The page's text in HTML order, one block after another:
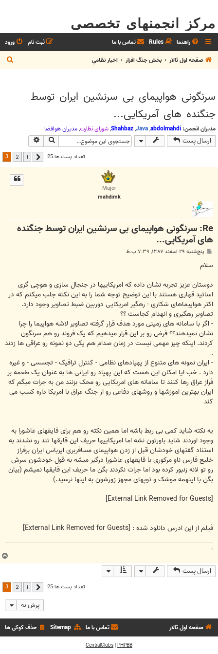
مرکز انجمنهای تخصصی
راهنما Rules تماس با ما ورود
ثبت نام
صفحه اول تالار
بخش جنگ افزار اخبار نظامي
س
سرنگونی هواپیمای بی سرنشین ایران توسط
جنگنده های آمریکایی...
مدیران انجمن: abdolmahdi
,
Java
,
Shahbaz
,شوراي نظارت,مديران هوافضا
ارسال پست جستجو
تعداد پست ها:25 قبلی 1
2
3
Major
mahdimk
Re: سرنگونی هواپیمای بی سرنشین ایران توسط جنگنده
های آمریکایی...
س
ت
پنج‌شنبه ۲۹ اسفند ۱۳۸۷, ۷:۳۹ ب.ظ
سلام
دوستان عزیز تجربه نشان داده که امریکاییها در جنجال سازی و هوچی گری
اساتید قهاری هستند با این توضیح توجه شما را به این نکته جلب میکنم که در
اکثر هواپیماهای شکاری - رهگیر امریکایی دوربین ضبط تصاویر وجود دارد.
تصاویر رهگیری و انهدام کجاست ؟؟
- اگر با سامانه های زمینی مورد هدف قرار گرفته تصاویر لاشه هواپیما را چرا
نشان نمیدهند؟؟ فرض رو بر این قرار میدهیم که یک فروند رو هم سرنگون
کردند. اینکه چیز مهمی نیست در زمان صدام هم یکی دو نمونه رو عراقی ها زدند
.
- ایران نمونه های متنوع از پهپادهای نظامی - کنترل ترافیک - تجسسی - و غیره
دارد . خب ایا امکان این هست که این پهپاد رو ایرانی ها به عنوان یک طعمه بر
فراز عراق رها کنند تا سامانه های امریکایی رو محک بزنند من به جرات میگم که
ایران بهترین اموزشها و روشهای دفاعی رو از جنگ عراق با امریکا داره کسب می
کند
یه نکته شاید کمی بی ربط باشه اما همین نکته رو هم برای قایقهای عاشورا به
وجود اوردند شاید باورتون نشه اما امریکاییها حریف این قایقها تند رو نشدند به
استناد گفتهای خودشان قبل از زدن هواپیمای مسافربری ایرباس ایران برفراز
خلیج فارس ناو مرکوری با قایقهای عاشورا درگیر میشه به قول خودشون سرش
رو تو لانه زنبور کرده بود اما جرات نکردند بگن ما حریف این قایقها نمیشم (بیان
بگن با اینهمه موشک و توپهای مجهز زورشون به اینها نرسید.)
[External Link Removed for Guests]
فیلم از این ادرس دانلود شده : [External Link Removed for Guests]
.
ارسال پست
تعداد پست ها:25 قبلی 1
2
3
پرش به
صفحه اول تالار حذف کوکی ها Sitemap تماس با ما
PHPBB
|
CentralClubs